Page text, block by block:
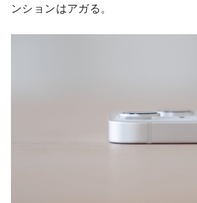
ンションはアガる。